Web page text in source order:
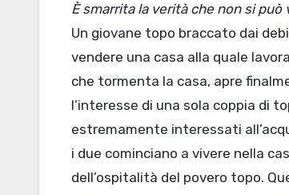
È smarrita la verità che non si può
Un giovane topo braccato dai
vendere una casa alla quale
che tormenta la casa, apre
l’interesse di una sola coppia di
estremamente interessati
i due cominciano a vivere nella
dell’ospitalità del povero topo.